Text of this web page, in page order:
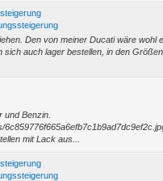
Den von meiner Ducati wäre wohl
auch lager bestellen, in den
Benzin.
mit Lack aus...